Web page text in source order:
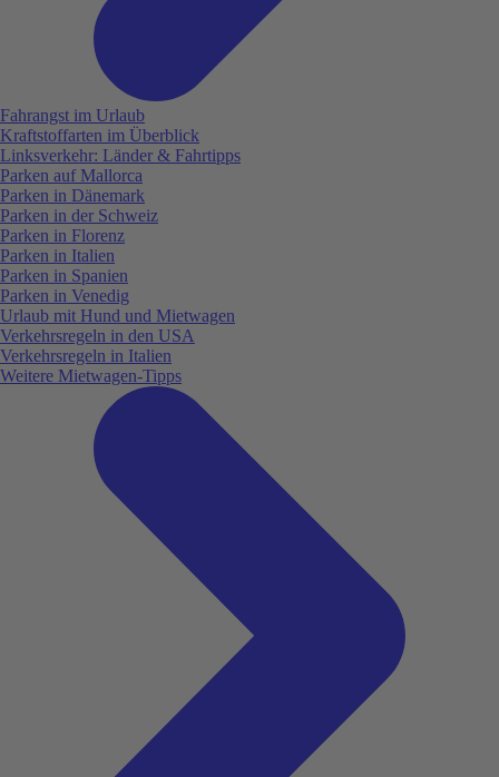
Fahrangst im Urlaub
Kraftstoffarten im Überblick
Linksverkehr: Länder & Fahrtipps
Parken auf Mallorca
Parken in Dänemark
Parken in der Schweiz
Parken in Florenz
Parken in Italien
Parken in Spanien
Parken in Venedig
Urlaub mit Hund und Mietwagen
Verkehrsregeln in den USA
Verkehrsregeln in Italien
Weitere Mietwagen-Tipps